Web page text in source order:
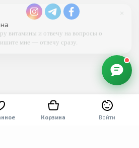
Корзина Войти
витамины и отвечу на вопросы о
мне — отвечу сразу.